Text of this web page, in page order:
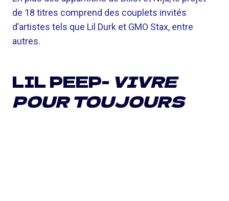
de 18 titres comprend des couplets invités
d’artistes tels que Lil Durk et GMO Stax, entre
autres.
LIL PEEP- VIVRE
POUR TOUJOURS